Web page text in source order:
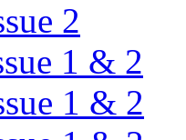
2
1 & 2
1 & 2